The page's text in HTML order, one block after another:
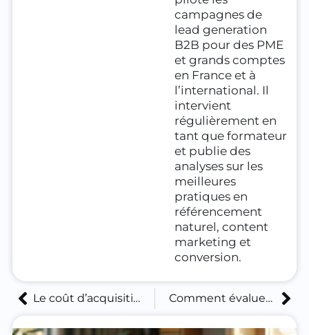
campagnes de
lead generation
B2B pour des PME
et grands comptes
en France et à
l’international. Il
intervient
régulièrement en
tant que formateur
et publie des
analyses sur les
meilleures
pratiques en
référencement
naturel, content
marketing et
conversion.
Le coût d’acquisition idéal pour un lead borne de recharge rentable : décoder la performance et la rentabilité Comment évaluer le potentiel d’installation multiple à partir d’un lead pour des bornes de recharge ?